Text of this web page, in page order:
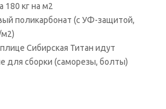
180 кг на м2
поликарбонат (с УФ-защитой,
м2)
Сибирская Титан идут
для сборки (саморезы, болты)